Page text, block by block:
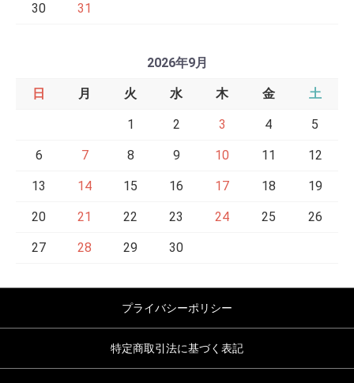
30 31
2026年9月
日 月 火 水 木 金 土
1 2 3 4 5
6 7 8 9 10 11 12
13 14 15 16 17 18 19
20 21 22 23 24 25 26
27 28 29 30
プライバシーポリシー
特定商取引法に基づく表記